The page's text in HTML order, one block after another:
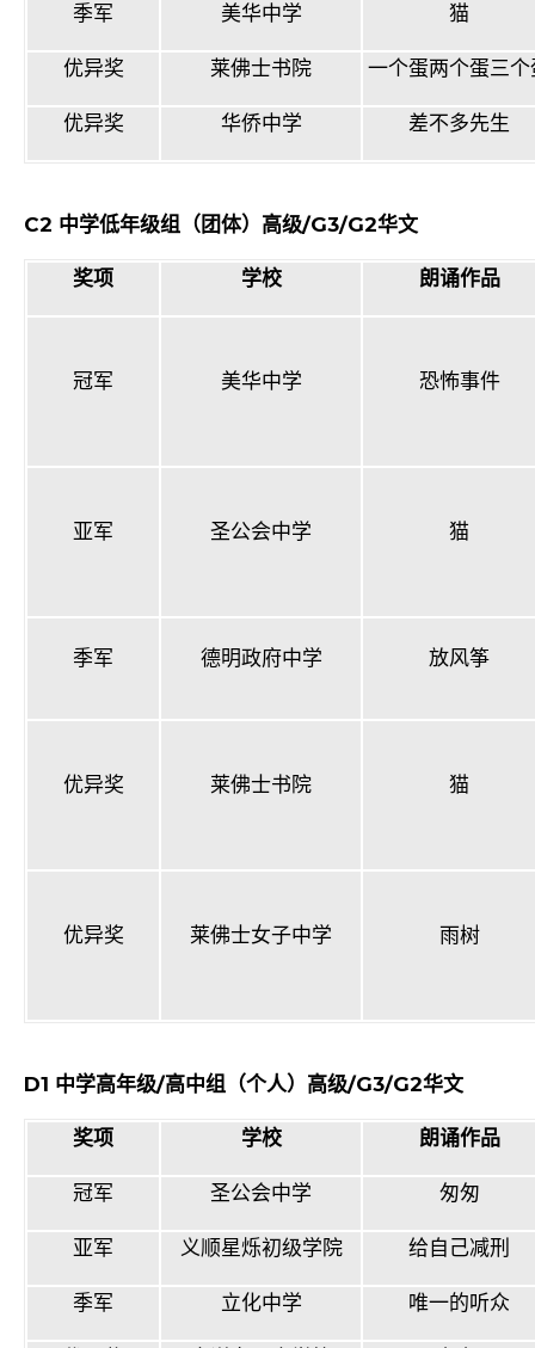
季军 美华中学 猫
优异奖 莱佛士书院 一个蛋两个蛋三个
优异奖 华侨中学 差不多先生
C2 中学低年级组（团体）高级/G3/G2华文
奖项 学校 朗诵作品
冠军 美华中学 恐怖事件
亚军 圣公会中学 猫
季军 德明政府中学 放风筝
优异奖 莱佛士书院 猫
优异奖 莱佛士女子中学 雨树
D1 中学高年级/高中组（个人）高级/G3/G2华文
奖项 学校 朗诵作品
冠军 圣公会中学 匆匆
亚军 义顺星烁初级学院 给自己减刑
季军 立化中学 唯一的听众